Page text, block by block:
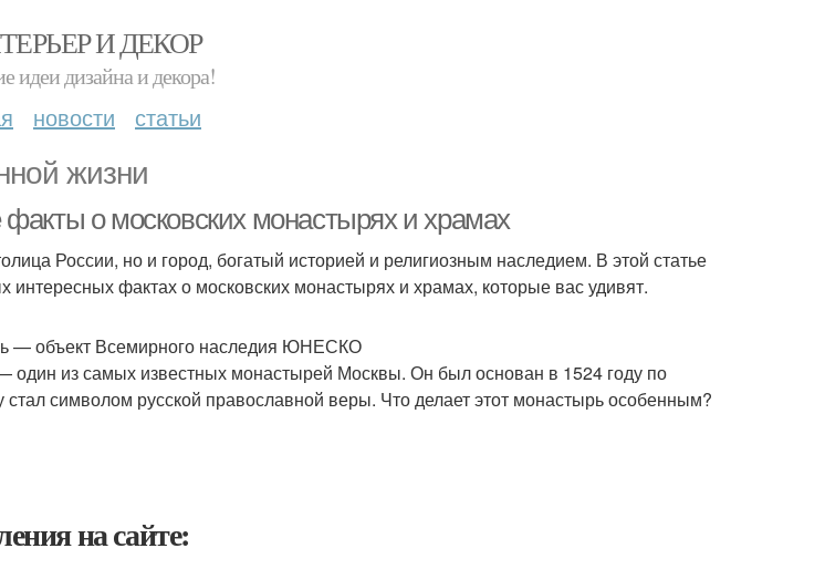
И ДЕКОР
идеи дизайна и декора!
новости статьи
жизни
о московских монастырях и храмах
России, но и город, богатый историей и религиозным наследием. В этой статье
фактах о московских монастырях и храмах, которые вас удивят.
— объект Всемирного наследия ЮНЕСКО
один из самых известных монастырей Москвы. Он был основан в 1524 году по
стал символом русской православной веры. Что делает этот монастырь особенным?
на сайте: